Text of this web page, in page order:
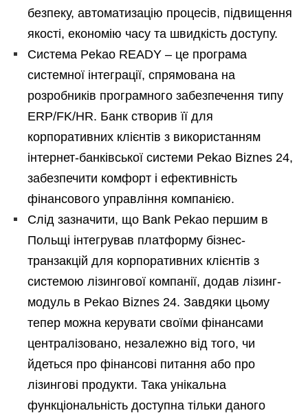
безпеку, автоматизацію процесів, підвищення
якості, економію часу та швидкість доступу.
Система Pekao READY – це програма
системної інтеграції, спрямована на
розробників програмного забезпечення типу
ERP/FK/HR. Банк створив її для
корпоративних клієнтів з використанням
інтернет-банківської системи Pekao Biznes 24,
забезпечити комфорт і ефективність
фінансового управління компанією.
Слід зазначити, що Bank Pekao першим в
Польщі інтегрував платформу бізнес-
транзакцій для корпоративних клієнтів з
системою лізингової компанії, додав лізинг-
модуль в Pekao Biznes 24. Завдяки цьому
тепер можна керувати своїми фінансами
централізовано, незалежно від того, чи
йдеться про фінансові питання або про
лізингові продукти. Така унікальна
функціональність доступна тільки даного